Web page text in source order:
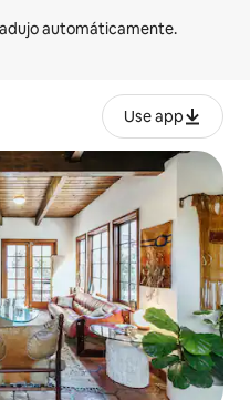
Use app